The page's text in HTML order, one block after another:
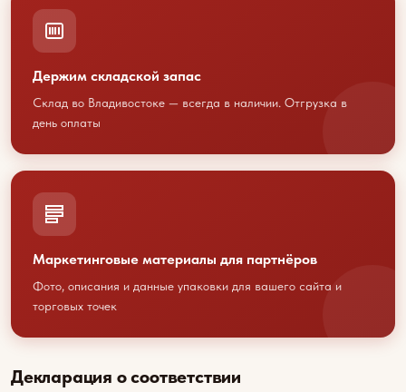
Держим складской запас
Склад во Владивостоке — всегда в наличии. Отгрузка в
день оплаты
Маркетинговые материалы для партнёров
Фото, описания и данные упаковки для вашего сайта и
торговых точек
Декларация о соответствии
Свяжитесь с нами любым
удобным способом
или оставьте свои контакты
sales@youcofoods.ru- для заявок и
info@youcfoods.ru
Офис:
Приморский край, г. Владивосток, проспект
(вход с улицы)
Склад: